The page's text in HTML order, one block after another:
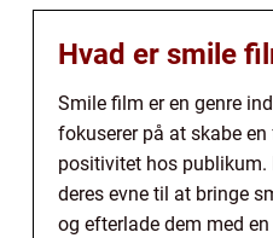
Hvad er smile
Smile film er en genre
fokuserer på at skabe
positivitet hos
deres evne til at bringe
og efterlade dem med